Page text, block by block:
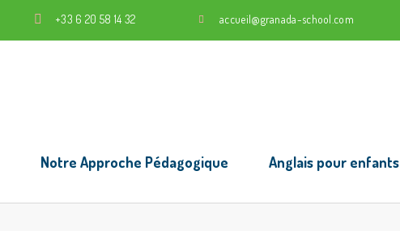
+33 6 20 58 14 32 accueil@granada-school.com
Notre Approche Pédagogique Anglais pour enfants